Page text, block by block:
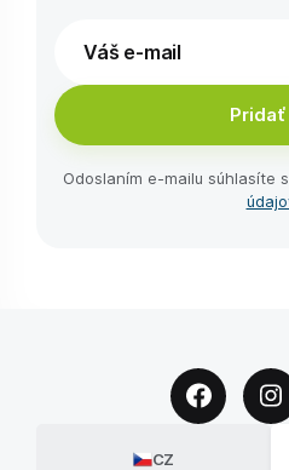
Pridať
Odoslaním e-⁠mailu súhlasíte
CZ